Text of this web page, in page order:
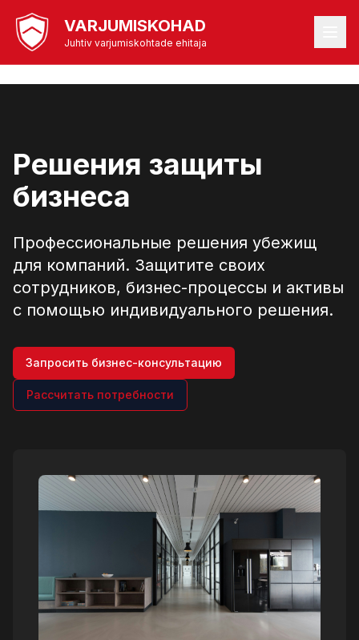
VARJUMISKOHAD
Juhtiv varjumiskohtade ehitaja
Решения защиты
бизнеса
Профессиональные решения убежищ
для компаний. Защитите своих
сотрудников, бизнес-процессы и активы
с помощью индивидуального решения.
Запросить бизнес-консультацию
Рассчитать потребности